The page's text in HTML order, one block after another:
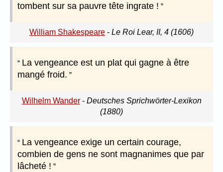
tombent sur sa pauvre tête ingrate !
William Shakespeare - Le Roi Lear, II, 4 (1606)
La vengeance est un plat qui gagne à être
mangé froid.
Wilhelm Wander- Deutsches Sprichwörter-Lexikon
(1880)
La vengeance exige un certain courage,
combien de gens ne sont magnanimes que par
lâcheté !